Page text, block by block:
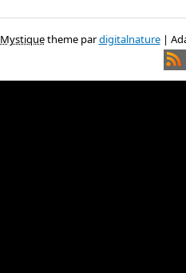
Mystiquetheme pardigitalnature|